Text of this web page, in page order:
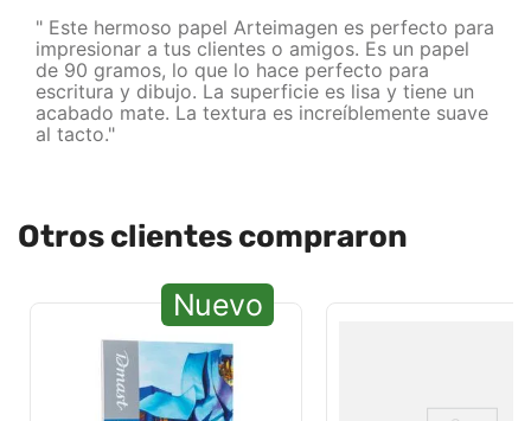
" Este hermoso papel Arteimagen es perfecto para
impresionar a tus clientes o amigos. Es un papel
de 90 gramos, lo que lo hace perfecto para
escritura y dibujo. La superficie es lisa y tiene un
acabado mate. La textura es increíblemente suave
al tacto."
Otros clientes compraron
Nuevo